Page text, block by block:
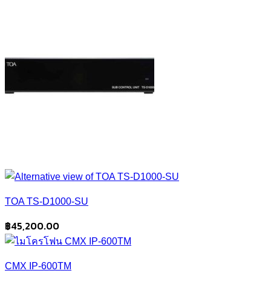
TOA TS-D1000-SU
฿45,200.00
CMX IP-600TM